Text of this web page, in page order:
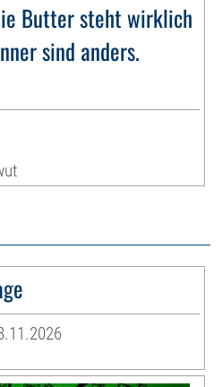
Butter steht wirklich
sind anders.